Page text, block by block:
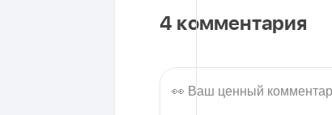
4 комментария